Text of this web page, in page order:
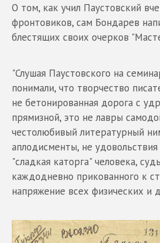
О том, как учил Паустовский
фронтовиков, сам Бондарев
блестящих своих очерков
"Слушая Паустовского на
понимали, что творчество
не бетонированная дорога с
прямизной, это не лавры
честолюбивый литературный
аплодисменты, не
"сладкая каторга" человека,
каждодневно прикованного к
напряжение всех физических и